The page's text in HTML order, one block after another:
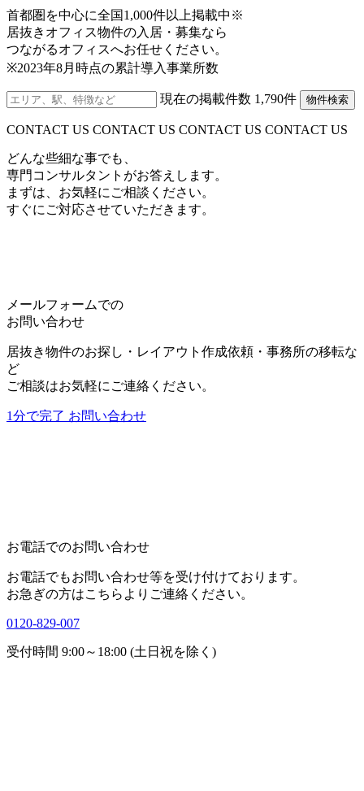
等について一切の責任を負うものではありません。
また、お客様からのEメールや資料請求等がインター
ネット上の不具合・事故等により当社に着信しなか
った場合、当社はそれに対する一切の責任を負いま
せん。
4.当サイトでご提供するサービスの内容について
当サイトでご提供するサービスの内容については、
をすることがあります。尚、当社は、情報の変更・
中止によって生じるいかなる損害についても責任を
負うものではありません。
首都圏を中心に全国1,000件以上掲載中※
居抜きオフィス物件の入居・募集なら
つながるオフィスへお任せください。
※2023年8月時点の累計導入事業所数
現在の掲載件数 1,790件 物件検索
CONTACT US CONTACT US CONTACT US CONTACT US
どんな些細な事でも、
専門コンサルタントがお答えします。
まずは、お気軽にご相談ください。
すぐにご対応させていただきます。
メールフォームでの
お問い合わせ
居抜き物件のお探し・レイアウト作成依頼・事務所の移転な
ど
ご相談はお気軽にご連絡ください。
1分で完了 お問い合わせ
お電話でのお問い合わせ
お電話でもお問い合わせ等を受け付けております。
お急ぎの方はこちらよりご連絡ください。
0120-829-007
受付時間 9:00～18:00 (土日祝を除く)